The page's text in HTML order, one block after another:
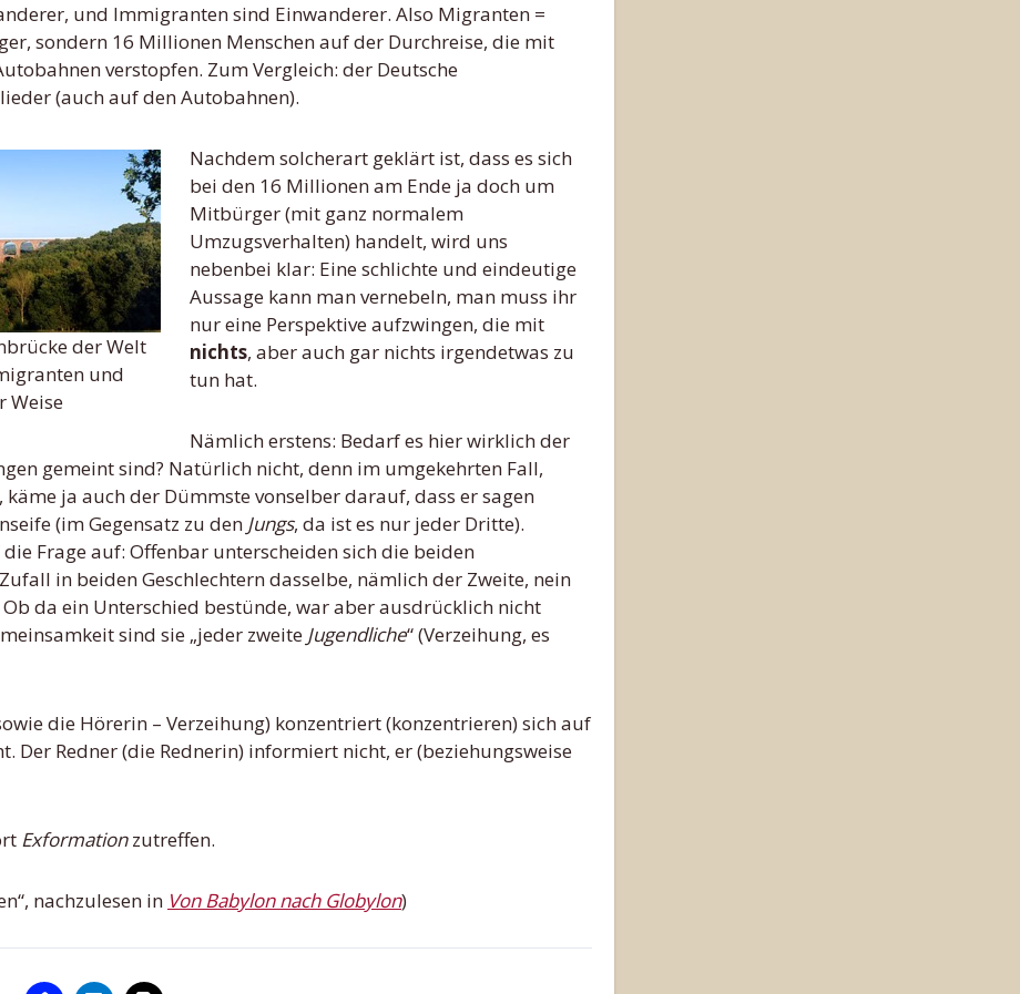
und Immigranten sind Einwanderer. Also Migranten =
sondern 16 Millionen Menschen auf der Durchreise, die mit
verstopfen. Zum Vergleich: der Deutsche
(auch auf den Autobahnen).
der Welt
und
Weise
Nachdem solcherart geklärt ist, dass es sich
bei den 16 Millionen am Ende ja doch um
Mitbürger (mit ganz normalem
Umzugsverhalten) handelt, wird uns
nebenbei klar: Eine schlichte und eindeutige
Aussage kann man vernebeln, man muss ihr
nur eine Perspektive aufzwingen, die mit
nichts, aber auch gar nichts irgendetwas zu
tun hat.
Nämlich erstens: Bedarf es hier wirklich der
gemeint sind? Natürlich nicht, denn im umgekehrten Fall,
ja auch der Dümmste vonselber darauf, dass er sagen
(im Gegensatz zu den Jungs, da ist es nur jeder Dritte).
Frage auf: Offenbar unterscheiden sich die beiden
in beiden Geschlechtern dasselbe, nämlich der Zweite, nein
da ein Unterschied bestünde, war aber ausdrücklich nicht
sind sie „jeder zweite Jugendliche“ (Verzeihung, es
die Hörerin – Verzeihung) konzentriert (konzentrieren) sich auf
Der Redner (die Rednerin) informiert nicht, er (beziehungsweise
Exformationzutreffen.
nachzulesen in Von Babylon nach Globylon)